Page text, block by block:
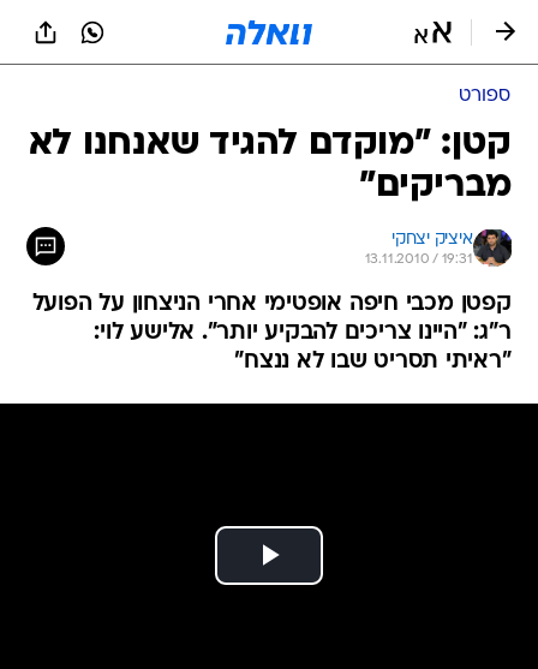
ספורט
קטן: "מוקדם להגיד שאנחנו לא
מבריקים"
איציק יצחקי
13.11.2010 / 19:31
קפטן מכבי חיפה אופטימי אחרי הניצחון על הפועל
ר"ג: "היינו צריכים להבקיע יותר". אלישע לוי:
"ראיתי תסריט שבו לא ננצח"